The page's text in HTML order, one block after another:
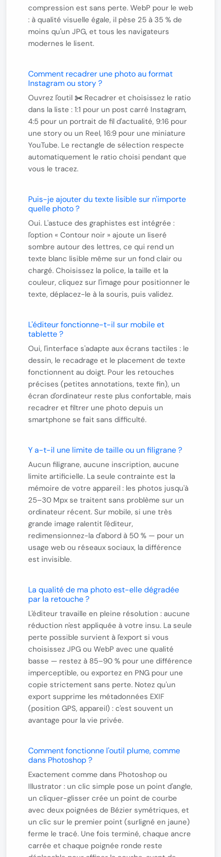
compression est sans perte. WebP pour le web
: à qualité visuelle égale, il pèse 25 à 35 % de
moins qu'un JPG, et tous les navigateurs
modernes le lisent.
Comment recadrer une photo au format
Instagram ou story ?
Ouvrez l'outil ✂️ Recadrer et choisissez le ratio
dans la liste : 1:1 pour un post carré Instagram,
4:5 pour un portrait de fil d'actualité, 9:16 pour
une story ou un Reel, 16:9 pour une miniature
YouTube. Le rectangle de sélection respecte
automatiquement le ratio choisi pendant que
vous le tracez.
Puis-je ajouter du texte lisible sur n'importe
quelle photo ?
Oui. L'astuce des graphistes est intégrée :
l'option « Contour noir » ajoute un liseré
sombre autour des lettres, ce qui rend un
texte blanc lisible même sur un fond clair ou
chargé. Choisissez la police, la taille et la
couleur, cliquez sur l'image pour positionner le
texte, déplacez-le à la souris, puis validez.
L'éditeur fonctionne-t-il sur mobile et
tablette ?
Oui, l'interface s'adapte aux écrans tactiles : le
dessin, le recadrage et le placement de texte
fonctionnent au doigt. Pour les retouches
précises (petites annotations, texte fin), un
écran d'ordinateur reste plus confortable, mais
recadrer et filtrer une photo depuis un
smartphone se fait sans difficulté.
Y a-t-il une limite de taille ou un filigrane ?
Aucun filigrane, aucune inscription, aucune
limite artificielle. La seule contrainte est la
mémoire de votre appareil : les photos jusqu'à
25–30 Mpx se traitent sans problème sur un
ordinateur récent. Sur mobile, si une très
grande image ralentit l'éditeur,
redimensionnez-la d'abord à 50 % — pour un
usage web ou réseaux sociaux, la différence
est invisible.
La qualité de ma photo est-elle dégradée
par la retouche ?
L'éditeur travaille en pleine résolution : aucune
réduction n'est appliquée à votre insu. La seule
perte possible survient à l'export si vous
choisissez JPG ou WebP avec une qualité
basse — restez à 85–90 % pour une différence
imperceptible, ou exportez en PNG pour une
copie strictement sans perte. Notez qu'un
export supprime les métadonnées EXIF
(position GPS, appareil) : c'est souvent un
avantage pour la vie privée.
Comment fonctionne l'outil plume, comme
dans Photoshop ?
Exactement comme dans Photoshop ou
Illustrator : un clic simple pose un point d'angle,
un cliquer-glisser crée un point de courbe
avec deux poignées de Bézier symétriques, et
un clic sur le premier point (surligné en jaune)
ferme le tracé. Une fois terminé, chaque ancre
carrée et chaque poignée ronde reste